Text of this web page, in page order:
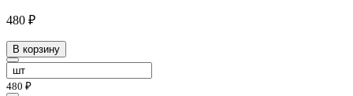
480 ₽
В корзину
480 ₽